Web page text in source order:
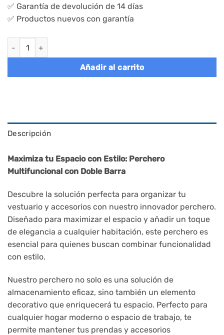
✅ Garantía de devolución de 14 días
✅ Productos nuevos con garantía
Perchero doble barra ajustable, ruedas, estante robusto, 100
Añadir al carrito
Descripción
Maximiza tu Espacio con Estilo: Perchero
Multifuncional con Doble Barra
Descubre la solución perfecta para organizar tu
vestuario y accesorios con nuestro innovador perchero.
Diseñado para maximizar el espacio y añadir un toque
de elegancia a cualquier habitación, este perchero es
esencial para quienes buscan combinar funcionalidad
con estilo.
Nuestro perchero no solo es una solución de
almacenamiento eficaz, sino también un elemento
decorativo que enriquecerá tu espacio. Perfecto para
cualquier hogar moderno o espacio de trabajo, te
permite mantener tus prendas y accesorios